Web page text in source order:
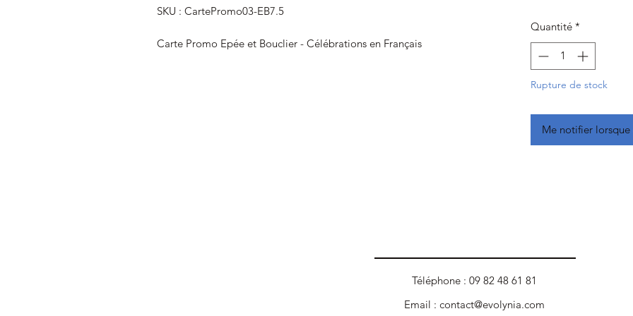
SKU : CartePromo03-EB7.5
Carte Promo Epée et Bouclier - Célébrations en Français
Quantité *
Rupture de stock
Me notifier
Téléphone : 09 82 48 61 81
Email : contact@evolynia.com